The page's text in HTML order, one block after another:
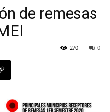
de remesas
0
270